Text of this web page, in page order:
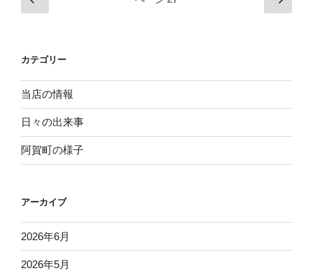
に
の
稿
ビ
ー
シ
ョ
ン
の
ジ
の
カテゴリー
当店の情報
日々の出来事
阿賀町の様子
アーカイブ
2026年6月
2026年5月